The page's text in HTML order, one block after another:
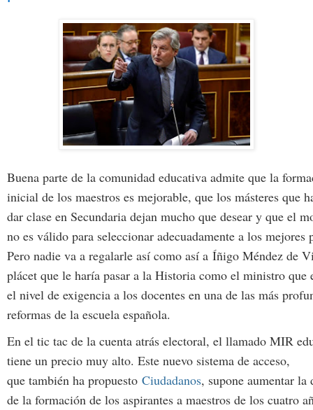
Buena parte de la comunidad educativa admite que la
inicial de los maestros es mejorable, que los másteres que
dar clase en Secundaria dejan mucho que desear y que el
no es válido para seleccionar adecuadamente a los mejores
Pero nadie va a regalarle así como así a Íñigo Méndez de
plácet que le haría pasar a la Historia como el ministro que
el nivel de exigencia a los docentes en una de las más
reformas de la escuela española.
En el tic tac de la cuenta atrás electoral, el llamado MIR
tiene un precio muy alto. Este nuevo sistema de acceso,
que también ha propuesto Ciudadanos, supone aumentar la
de la formación de los aspirantes a maestros de los cuatro